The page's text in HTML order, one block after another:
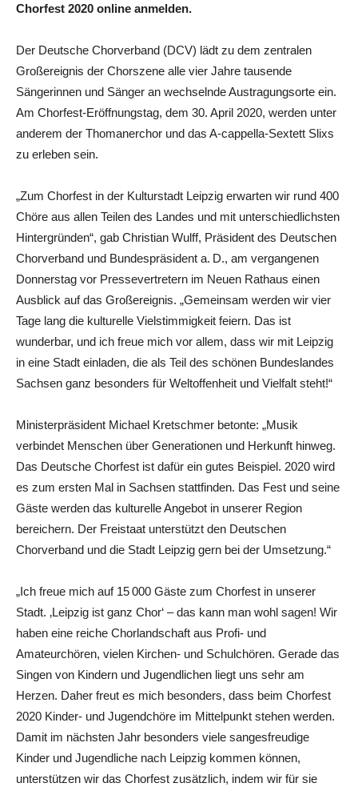
Chorfest 2020 online anmelden.
Der Deutsche Chorverband (DCV) lädt zu dem zentralen
Großereignis der Chorszene alle vier Jahre tausende
Sängerinnen und Sänger an wechselnde Austragungsorte ein.
Am Chorfest-Eröffnungstag, dem 30. April 2020, werden unter
anderem der Thomanerchor und das A-cappella-Sextett Slixs
zu erleben sein.
„Zum Chorfest in der Kulturstadt Leipzig erwarten wir rund 400
Chöre aus allen Teilen des Landes und mit unterschiedlichsten
Hintergründen“, gab Christian Wulff, Präsident des Deutschen
Chorverband und Bundespräsident a. D., am vergangenen
Donnerstag vor Pressevertretern im Neuen Rathaus einen
Ausblick auf das Großereignis. „Gemeinsam werden wir vier
Tage lang die kulturelle Vielstimmigkeit feiern. Das ist
wunderbar, und ich freue mich vor allem, dass wir mit Leipzig
in eine Stadt einladen, die als Teil des schönen Bundeslandes
Sachsen ganz besonders für Weltoffenheit und Vielfalt steht!“
Ministerpräsident Michael Kretschmer betonte: „Musik
verbindet Menschen über Generationen und Herkunft hinweg.
Das Deutsche Chorfest ist dafür ein gutes Beispiel. 2020 wird
es zum ersten Mal in Sachsen stattfinden. Das Fest und seine
Gäste werden das kulturelle Angebot in unserer Region
bereichern. Der Freistaat unterstützt den Deutschen
Chorverband und die Stadt Leipzig gern bei der Umsetzung.“
„Ich freue mich auf 15 000 Gäste zum Chorfest in unserer
Stadt. ‚Leipzig ist ganz Chor‘ – das kann man wohl sagen! Wir
haben eine reiche Chorlandschaft aus Profi- und
Amateurchören, vielen Kirchen- und Schulchören. Gerade das
Singen von Kindern und Jugendlichen liegt uns sehr am
Herzen. Daher freut es mich besonders, dass beim Chorfest
2020 Kinder- und Jugendchöre im Mittelpunkt stehen werden.
Damit im nächsten Jahr besonders viele sangesfreudige
Kinder und Jugendliche nach Leipzig kommen können,
unterstützen wir das Chorfest zusätzlich, indem wir für sie